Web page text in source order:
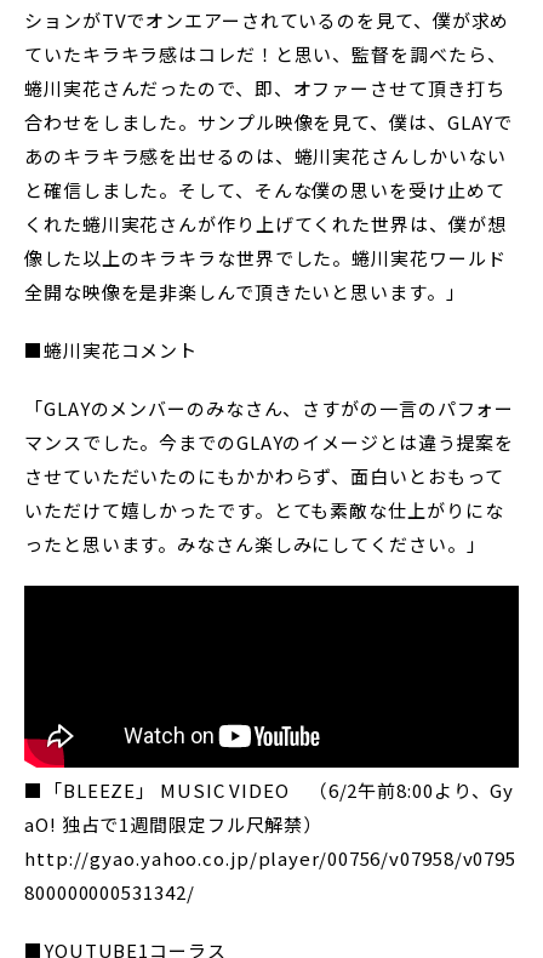
ションがTVでオンエアーされているのを見て、僕が求め
ていたキラキラ感はコレだ！と思い、監督を調べたら、
蜷川実花さんだったので、即、オファーさせて頂き打ち
合わせをしました。サンプル映像を見て、僕は、GLAYで
あのキラキラ感を出せるのは、蜷川実花さんしかいない
と確信しました。そして、そんな僕の思いを受け止めて
くれた蜷川実花さんが作り上げてくれた世界は、僕が想
像した以上のキラキラな世界でした。蜷川実花ワールド
全開な映像を是非楽しんで頂きたいと思います。」
■蜷川実花コメント
「GLAYのメンバーのみなさん、さすがの一言のパフォー
マンスでした。今までのGLAYのイメージとは違う提案を
させていただいたのにもかかわらず、面白いとおもって
いただけて嬉しかったです。とても素敵な仕上がりにな
ったと思います。みなさん楽しみにしてください。」
■「BLEEZE」 MUSIC VIDEO （6/2午前8:00より、Gy
aO! 独占で1週間限定フル尺解禁）
http://gyao.yahoo.co.jp/player/00756/v07958/v0795
800000000531342/
■YOUTUBE1コーラス